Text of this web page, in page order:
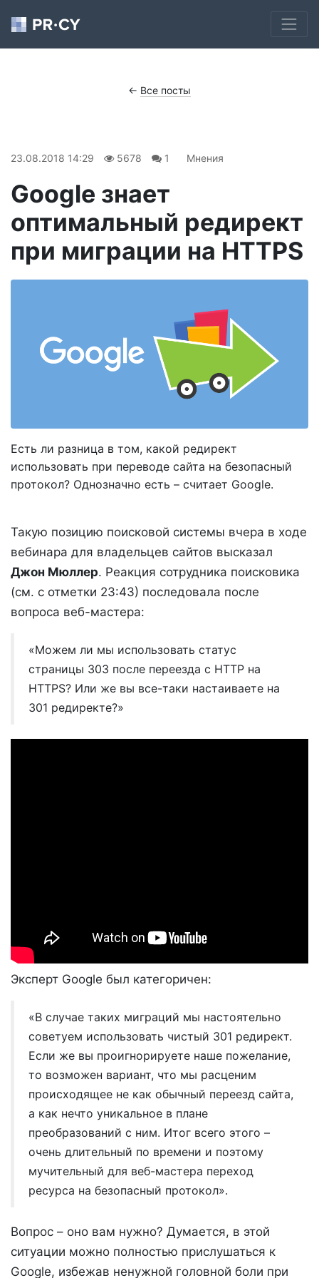
← Все посты
23.08.2018 14:29 5678 1 Мнения
Google знает
оптимальный редирект
при миграции на HTTPS
​Есть ли разница в том, какой редирект
использовать при переводе сайта на безопасный
протокол? Однозначно есть – считает Google.
Такую позицию поисковой системы вчера в ходе
вебинара для владельцев сайтов высказал
Джон Мюллер. Реакция сотрудника поисковика
(см. с отметки 23:43) последовала после
вопроса веб-мастера:
«Можем ли мы использовать статус
страницы 303 после переезда с HTTP на
HTTPS? Или же вы все-таки настаиваете на
301 редиректе?»
Эксперт Google был категоричен:
«В случае таких миграций мы настоятельно
советуем использовать чистый 301 редирект.
Если же вы проигнорируете наше пожелание,
то возможен вариант, что мы расценим
происходящее не как обычный переезд сайта,
а как нечто уникальное в плане
преобразований с ним. Итог всего этого –
очень длительный по времени и поэтому
мучительный для веб-мастера переход
ресурса на безопасный протокол».
Вопрос – оно вам нужно? Думается, в этой
ситуации можно полностью прислушаться к
Google, избежав ненужной головной боли при